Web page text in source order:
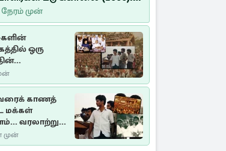
நீதி
மனிதாபிமானப்
முன்
ஒரு
:
பிரகடனம்
பாடம்
காணத்
மக்கள்
வரலாற்றுச்
சுதுமலைப்
முன்